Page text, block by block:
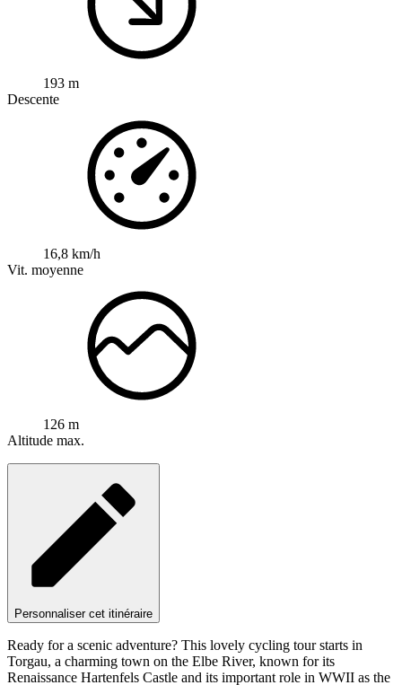
193 m
Descente
16,8 km/h
Vit. moyenne
126 m
Altitude max.
Personnaliser cet itinéraire
Ready for a scenic adventure? This lovely cycling tour starts in
Torgau, a charming town on the Elbe River, known for its
Renaissance Hartenfels Castle and its important role in WWII as the